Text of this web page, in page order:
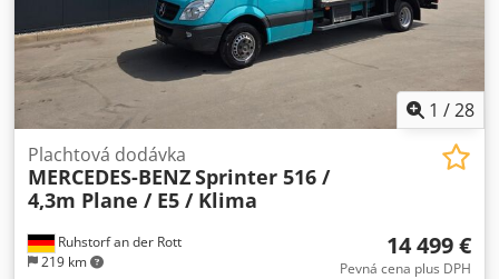
1 /28
Ruhstorf an der Rott
219 km
Plachtová dodávka
MERCEDES-BENZSprinter 516 /
4,3m Plane / E5 / Klima
14 499 €
Pevná cena plus DPH